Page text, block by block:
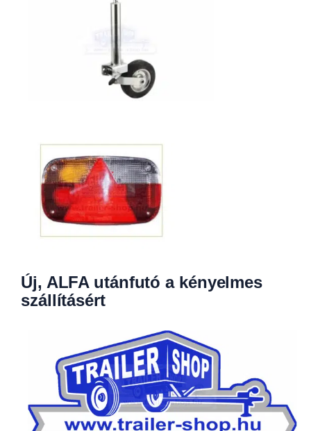
Új, ALFA utánfutó a kényelmes
szállításért